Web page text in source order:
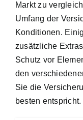
Markt zu
Umfang der
Konditionen.
zusätzliche
Schutz vor
den
Sie die
besten entspricht.